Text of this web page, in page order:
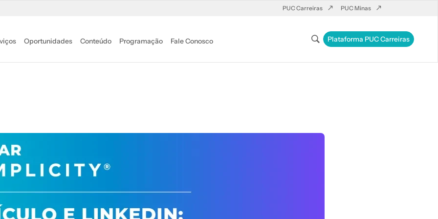
PUC Carreiras PUC Minas
Oportunidades Conteúdo Programação Fale Conosco Plataforma PUC Carreiras